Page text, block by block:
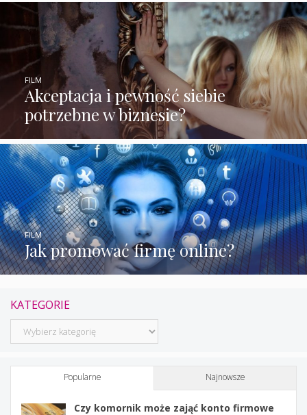
Akceptacja i pewność siebie
potrzebne w biznesie?
FILM
Jak promować firmę online?
FILM
KATEGORIE
Kategorie
Popularne Najnowsze
Czy komornik może zająć konto firmowe